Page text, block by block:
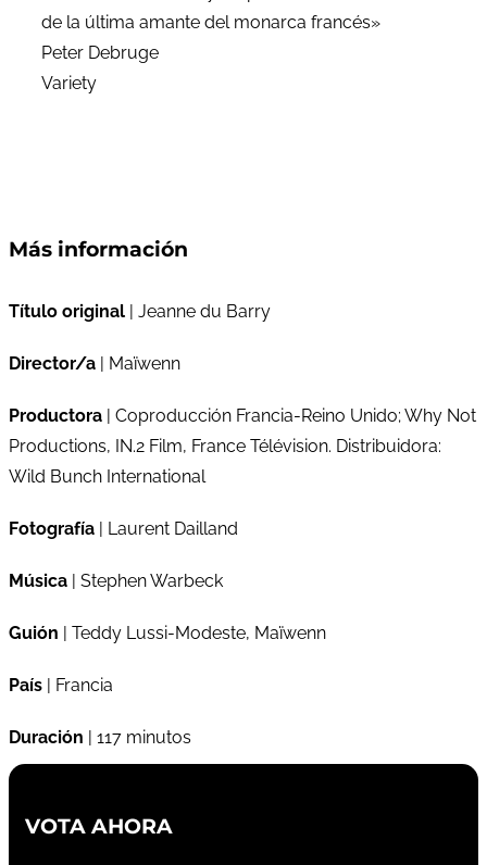
de la última amante del monarca francés»
Peter Debruge
Variety
Más información
Título original | Jeanne du Barry
Director/a | Maïwenn
Productora | Coproducción Francia-Reino Unido; Why Not
Productions, IN.2 Film, France Télévision. Distribuidora:
Wild Bunch International
Fotografía | Laurent Dailland
Música | Stephen Warbeck
Guión | Teddy Lussi-Modeste, Maïwenn
País | Francia
Duración | 117 minutos
VOTA AHORA